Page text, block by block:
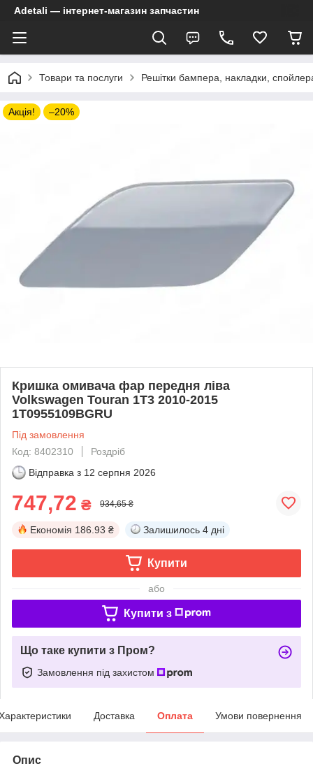
Adetali — інтернет-магазин запчастин
Товари та послуги Решітки бампера, накладки,
Акція! –20%
Кришка омивача фар передня ліва
Volkswagen Touran 1T3 2010-2015
1T0955109BGRU
Під замовлення
Код: 8402310
Роздріб
Відправка з 12 серпня 2026
747,72 ₴ 934,65 ₴
Економія 186.93 ₴ Залишилось 4 дні
Купити
або
Купити з
Що таке купити з Пром?
Замовлення під захистом
Доставка Оплата Умови повернення
Опис